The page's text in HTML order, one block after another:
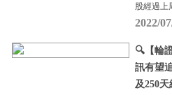
股經過上
2022/
🔍【輪
訊有望
及250